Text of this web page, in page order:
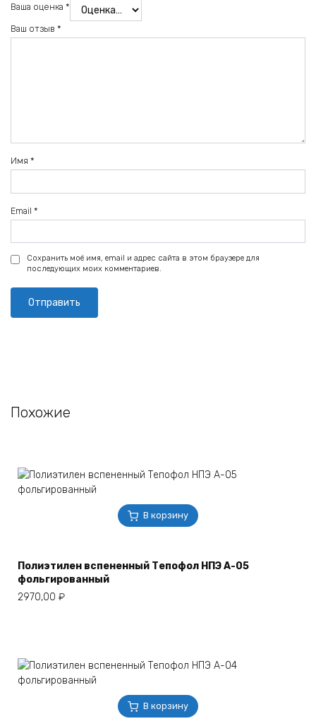
Ваша оценка *
Ваш отзыв *
Имя *
Email *
Сохранить моё имя, email и адрес сайта в этом браузере для
последующих моих комментариев.
Похожие
В корзину
Полиэтилен вспененный Тепофол НПЭ А-05
фольгированный
2970,00 ₽
В корзину